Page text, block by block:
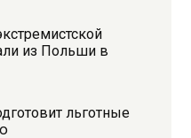
из Польши в
льготные